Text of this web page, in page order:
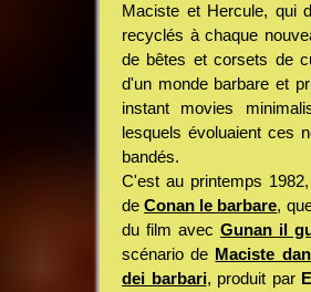
Maciste et Hercule, qui
recyclés à chaque
de bêtes et corsets de
d'un monde barbare et
instant movies
lesquels évoluaient ces
bandés.
C'est au printemps
deConan le barbare,
du film avec Gunan il
scénario de Maciste
dei barbari, produit par